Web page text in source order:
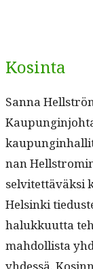
Kosinta
San­na
nan
selvitet­täväk­si
Helsin­ki
halukku­ut­ta
mah­dol­lista
yhdessä.